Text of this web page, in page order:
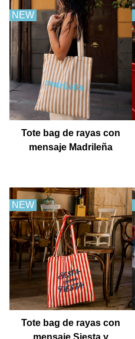
NEW
Tote bag de rayas con
mensaje Madrileña
NEW
Tote bag de rayas con